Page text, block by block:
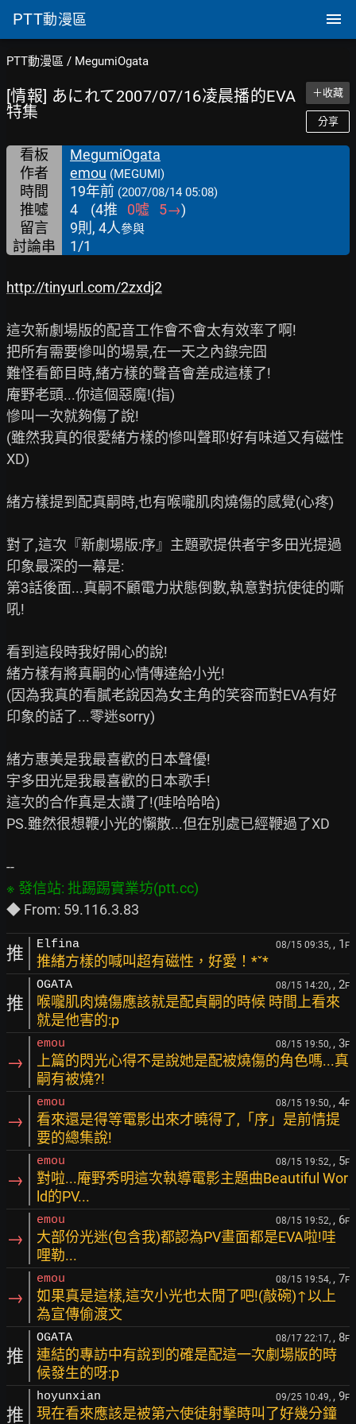
PTT動漫區
PTT動漫區 / MegumiOgata
[情報] あにれて2007/07/16凌晨播的EVA
特集
＋收藏
分享
看板
MegumiOgata
作者
emou (MEGUMI)
時間 19年前 (2007/08/14 05:08)
推噓 4 (4推 0噓 5→)
留言
9則, 4人參與
討論串 1/1
http://tinyurl.com/2zxdj2
這次新劇場版的配音工作會不會太有效率了啊!
把所有需要慘叫的場景,在一天之內錄完囧
難怪看節目時,緒方樣的聲音會差成這樣了!
庵野老頭...你這個惡魔!(指)
慘叫一次就夠傷了說!
(雖然我真的很愛緒方樣的慘叫聲耶!好有味道又有磁性
XD)
緒方樣提到配真嗣時,也有喉嚨肌肉燒傷的感覺(心疼)
對了,這次『新劇場版:序』主題歌提供者宇多田光提過
印象最深的一幕是:
第3話後面...真嗣不顧電力狀態倒數,執意對抗使徒的嘶
吼!
看到這段時我好開心的說!
緒方樣有將真嗣的心情傳達給小光!
(因為我真的看膩老說因為女主角的笑容而對EVA有好
印象的話了...零迷sorry)
緒方惠美是我最喜歡的日本聲優!
宇多田光是我最喜歡的日本歌手!
這次的合作真是太讚了!(哇哈哈哈)
PS.雖然很想鞭小光的懶散...但在別處已經鞭過了XD
推 Elfina 08/15 09:35, , 1 F
推緒方樣的喊叫超有磁性，好愛！*ˇ*
推
OGATA 08/15 14:20, , 2F
喉嚨肌肉燒傷應該就是配貞嗣的時候 時間上看來
就是他害的:p
→
emou 08/15 19:50, , 3F
上篇的閃光心得不是說她是配被燒傷的角色嗎...真
嗣有被燒?!
→
emou 08/15 19:50, , 4F
看來還是得等電影出來才曉得了,「序」是前情提
要的總集說!
→
emou 08/15 19:52, , 5F
對啦...庵野秀明這次執導電影主題曲Beautiful Wor
ld的PV...
→
emou 08/15 19:52, , 6F
大部份光迷(包含我)都認為PV畫面都是EVA啦!哇
哩勒...
→
emou 08/15 19:54, , 7F
如果真是這樣,這次小光也太閒了吧!(敲碗)↑以上
為宣傳偷渡文
推
OGATA 08/17 22:17, , 8F
連結的專訪中有說到的確是配這一次劇場版的時
候發生的呀:p
推
hoyunxian 09/25 10:49, , 9F
現在看來應該是被第六使徒射擊時叫了好幾分鐘